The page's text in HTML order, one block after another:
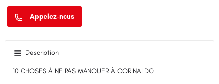
Description
10 CHOSES À NE PAS MANQUER À CORINALDO